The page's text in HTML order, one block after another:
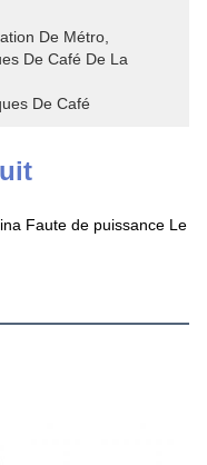
De Métro
De Café De La
De Café
Faute de puissance Le